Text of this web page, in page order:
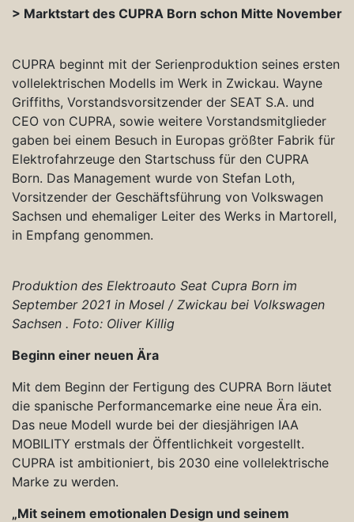
> Marktstart des CUPRA Born schon Mitte November
CUPRA beginnt mit der Serienproduktion seines ersten
vollelektrischen Modells im Werk in Zwickau. Wayne
Griffiths, Vorstandsvorsitzender der SEAT S.A. und
CEO von CUPRA, sowie weitere Vorstandsmitglieder
gaben bei einem Besuch in Europas größter Fabrik für
Elektrofahrzeuge den Startschuss für den CUPRA
Born. Das Management wurde von Stefan Loth,
Vorsitzender der Geschäftsführung von Volkswagen
Sachsen und ehemaliger Leiter des Werks in Martorell,
in Empfang genommen.
Produktion des Elektroauto Seat Cupra Born im
September 2021 in Mosel / Zwickau bei Volkswagen
Sachsen . Foto: Oliver Killig
Beginn einer neuen Ära
Mit dem Beginn der Fertigung des CUPRA Born läutet
die spanische Performancemarke eine neue Ära ein.
Das neue Modell wurde bei der diesjährigen IAA
MOBILITY erstmals der Öffentlichkeit vorgestellt.
CUPRA ist ambitioniert, bis 2030 eine vollelektrische
Marke zu werden.
„Mit seinem emotionalen Design und seinem